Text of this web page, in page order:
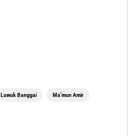
Luwuk Banggai Ma'mun Amir